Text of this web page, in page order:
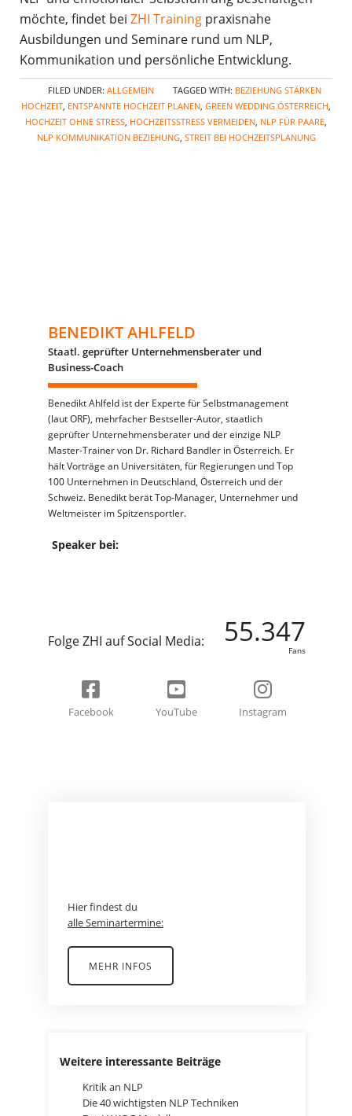
möchte, findet bei ZHI Training praxisnahe
Ausbildungen und Seminare rund um NLP,
Kommunikation und persönliche Entwicklung.
FILED UNDER: ALLGEMEIN TAGGED WITH: BEZIEHUNG STÄRKEN
HOCHZEIT ENTSPANNTE HOCHZEIT PLANEN GREEN WEDDING ÖSTERREICH
HOCHZEIT OHNE STRESS HOCHZEITSSTRESS VERMEIDEN NLP FÜR PAARE
NLP KOMMUNIKATION BEZIEHUNG, STREIT BEI HOCHZEITSPLANUNG
BENEDIKT AHLFELD
Staatl. geprüfter Unternehmensberater und
Business-Coach
Benedikt Ahlfeld ist der Experte für Selbstmanagement
(laut ORF), mehrfacher Bestseller-Autor, staatlich
geprüfter Unternehmensberater und der einzige NLP
Master-Trainer von Dr. Richard Bandler in Österreich. Er
hält Vorträge an Universitäten, für Regierungen und Top
100 Unternehmen in Deutschland, Österreich und der
Schweiz. Benedikt berät Top-Manager, Unternehmer und
Weltmeister im Spitzensportler.
Speaker bei:
Folge ZHI auf Social Media: 55.347
Fans
Facebook YouTube Instagram
Hier findest du
alle Seminartermine:
MEHR INFOS
Weitere interessante Beiträge
Kritik an NLP
Die 40 wichtigsten NLP Techniken